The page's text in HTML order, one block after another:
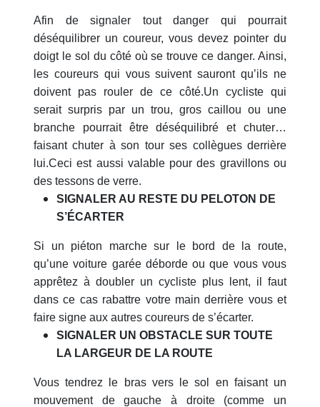
Afin de signaler tout danger qui pourrait
déséquilibrer un coureur, vous devez pointer du
doigt le sol du côté où se trouve ce danger. Ainsi,
les coureurs qui vous suivent sauront qu’ils ne
doivent pas rouler de ce côté.Un cycliste qui
serait surpris par un trou, gros caillou ou une
branche pourrait être déséquilibré et chuter…
faisant chuter à son tour ses collègues derrière
lui.Ceci est aussi valable pour des gravillons ou
des tessons de verre.
SIGNALER AU RESTE DU PELOTON DE
S’ÉCARTER
Si un piéton marche sur le bord de la route,
qu’une voiture garée déborde ou que vous vous
apprêtez à doubler un cycliste plus lent, il faut
dans ce cas rabattre votre main derrière vous et
faire signe aux autres coureurs de s’écarter.
SIGNALER UN OBSTACLE SUR TOUTE
LA LARGEUR DE LA ROUTE
Vous tendrez le bras vers le sol en faisant un
mouvement de gauche à droite (comme un